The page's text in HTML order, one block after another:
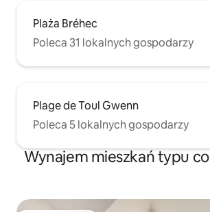
Plaża Bréhec
Poleca 31 lokalnych gospodarzy
Plage de Toul Gwenn
Poleca 5 lokalnych gospodarzy
Wynajem mieszkań typu